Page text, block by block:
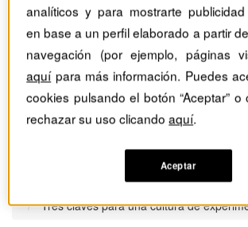
Tres claves para una cultura de
analíticos y para mostrarte
en base a un perfil elaborado a partir
navegación (por ejemplo, páginas
aquípara más información. Puedes
cookies pulsando el botón “Aceptar” o
rechazar su uso clicandoaquí.
Aceptar